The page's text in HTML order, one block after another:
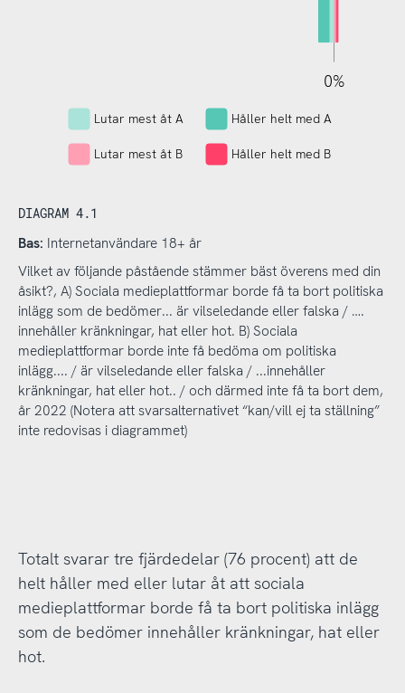
L
150%
100%
400%0%
200%
200%
150%
200%
Lutar mest åt A Håller helt med A
Lutar mest åt B Håller helt med B
DIAGRAM 4.1
Bas: Internetanvändare 18+ år
Vilket av följande påstående stämmer bäst överens med din
åsikt?, A) Sociala medieplattformar borde få ta bort politiska
inlägg som de bedömer... är vilseledande eller falska / ….
innehåller kränkningar, hat eller hot. B) Sociala
medieplattformar borde inte få bedöma om politiska
inlägg.... / är vilseledande eller falska / ...innehåller
kränkningar, hat eller hot.. / och därmed inte få ta bort dem,
år 2022 (Notera att svarsalternativet “kan/vill ej ta ställning”
inte redovisas i diagrammet)
Totalt svarar tre fjärdedelar (76 procent) att de
helt håller med eller lutar åt att sociala
medieplattformar borde få ta bort politiska inlägg
som de bedömer innehåller kränkningar, hat eller
hot.